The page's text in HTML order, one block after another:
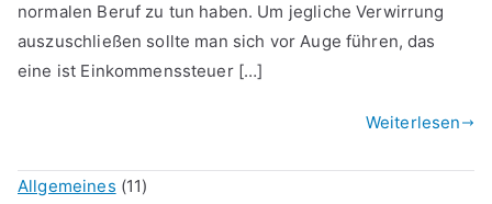
normalen Beruf zu tun haben. Um jegliche Verwirrung
auszuschließen sollte man sich vor Auge führen, das
eine ist Einkommenssteuer […]
Weiterlesen
Allgemeines (11)